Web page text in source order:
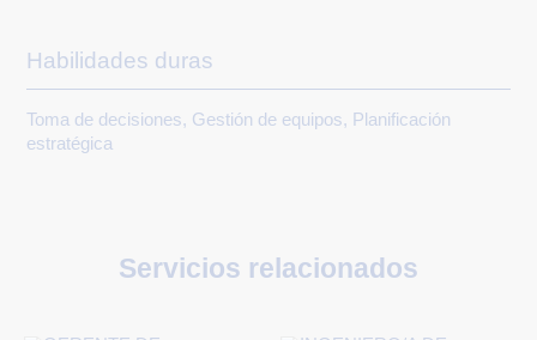
Habilidades duras
Toma de decisiones, Gestión de equipos, Planificación
estratégica
Servicios relacionados